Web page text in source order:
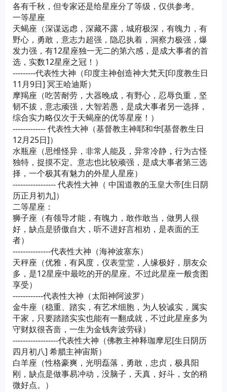
各有千秋，但专家还是给星座分了等级，仅供参考。
一等星座
天蝎座（深谋远虑，深藏不露，城府极深，有魄力，有
野心，勇敢，意志力超强，隐忍执着，洞察力极强，爆
发力强，有12星座独一无二的第六感，是成大事者的首
选，实数12星座之冠！）
---------代表性大神（印度主神创造神大梵天[印度教生日
11月9日] 冥王哈迪斯）
摩羯座（吃苦耐劳，大器晚成，有野心，忍辱负重，坚
韧不拔，意志顽强，大智若愚，是成大事者另一选择，
综合实力略仅次于天蝎座的优等星座！）
------------- 代表性大神（基督教主神耶和华[基督教生日
12月25日]）
水瓶座（思维怪异，非常人能及，异常冷静，行为古怪
独特，捉摸不定。意志也比较顽强，是成大事者第三选
择，一个极其有魅力的外星人星座）
----------------- 代表性大神（ 中国道教的玉皇大帝[生日阴
历正月初九]）
二等星座：
狮子座（有领导才能，有魄力，敢作敢当，做男人很
好，缺点是骄傲自大，听不进好言相劝，是表面的王
者）
---------------代表性大神（海神波塞东）
天秤座（优雅，有风度，仪表堂堂，人缘极好，朋友众
多，是12星座中最吃的开的星座。不过此星座一般贪图
享受）
------------代表性大神（太阳神阿波罗）
金牛座（稳重、踏实，有艺术细胞，为人较诚实，属实
干家，只要踏踏实实也能有一翻成就，不过此星座多为
守财奴很吝啬，一生为金钱奔波劳碌）
------------------代表性大神（佛教主神释珈摩尼[生日阴历
四月初八] 希腊主神宙斯）
白羊座（性格豪爽，光明磊落，勇敢，忠贞，极具阳
刚，缺点是做事易冲动，没脑子，天真，好斗，女的稍
微好点。）